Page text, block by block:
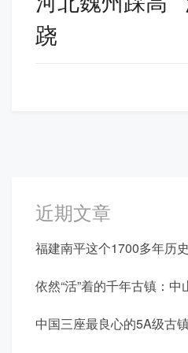
导
航
跷
近期文章
福建南平这个1700多年历
依然“活”着的千年古镇：中
中国三座最良心的5A级古